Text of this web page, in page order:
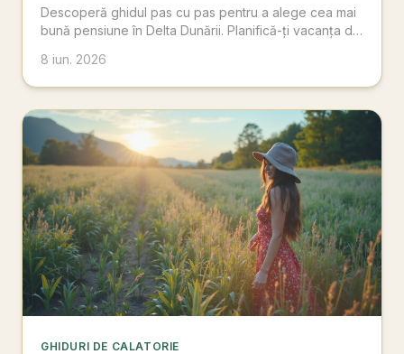
Descoperă ghidul pas cu pas pentru a alege cea mai
bună pensiune în Delta Dunării. Planifică-ți vacanța de
8 iun. 2026
GHIDURI DE CALATORIE